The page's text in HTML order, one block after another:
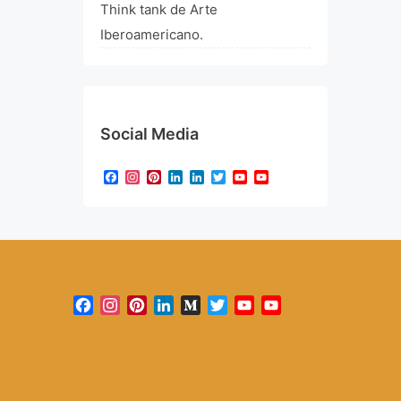
Think tank de Arte
Iberoamericano.
Social Media
Facebook
Instagram
Pinterest
LinkedIn
LinkedIn
TwitterYouTube
Facebook
Instagram
PinterestLinkedInMediumTwitterYouTube